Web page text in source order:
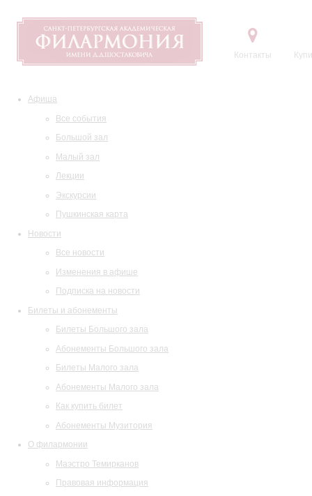
Контакты
Афиша
Все события
Большой зал
Малый зал
Лекции
Экскурсии
Пушкинская карта
Новости
Все новости
Изменения в афише
Подписка на новости
Билеты и абонементы
Билеты Большого зала
Абонементы Большого зала
Билеты Малого зала
Абонементы Малого зала
Как купить билет
Абонементы Музитория
О филармонии
Маэстро Темирканов
Правовая информация